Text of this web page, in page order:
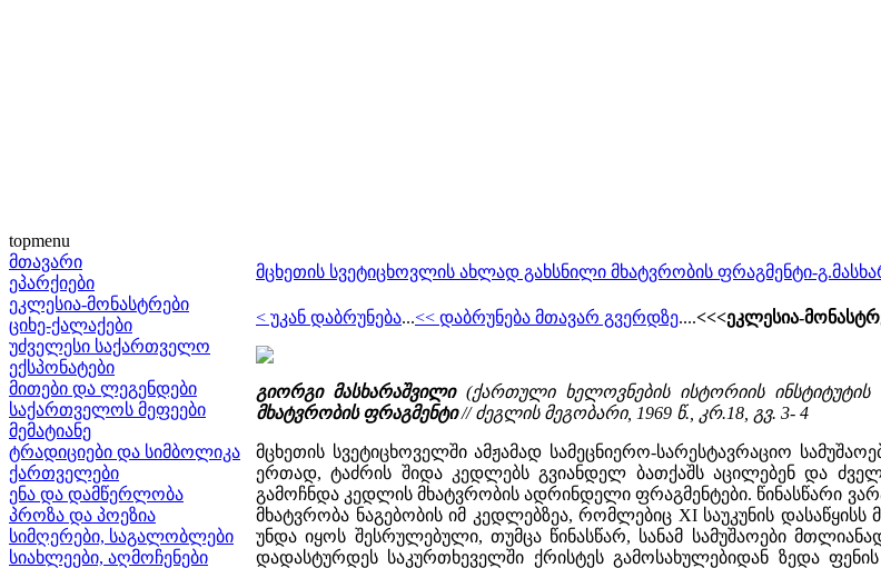
topmenu
მთავარი
ეპარქიები
ეკლესია-მონასტრები
ციხე-ქალაქები
უძველესი საქართველო
ექსპონატები
მითები და ლეგენდები
საქართველოს მეფეები
მემატიანე
ტრადიციები და სიმბოლიკა
ქართველები
ენა და დამწერლობა
პროზა და პოეზია
სიმღერები, საგალობლები
სიახლეები, აღმოჩენები
მცხეთის სვეტიცხოვლის ახლად გახსნილი მხატვრობის ფრაგმენტი-
< უკან დაბრუნება...<< დაბრუნება მთავარ გვერდზე....<<<ეკლესია-
გიორგი მასხარაშვილი(ქართული ხელოვნების ისტორიის ინსტიტუტის
მხატვრობის ფრაგმენტი// ძეგლის მეგობარი, 1969 წ., კრ.18, გვ. 3- 4
მცხეთის სვეტიცხოველში ამჟამად სამეცნიერო-სარესტავრაციო
ერთად, ტაძრის შიდა კედლებს გვიანდელ ბათქაშს აცილებენ და
გამოჩნდა კედლის მხატვრობის ადრინდელი ფრაგმენტები. წინასწარი
მხატვრობა ნაგებობის იმ კედლებზეა, რომლებიც XI საუკუნის
უნდა იყოს შესრულებული, თუმცა წინასწარ, სანამ სამუშაოები
დადასტურდეს საკურთხეველში ქრისტეს გამოსახულებიდან ზედა